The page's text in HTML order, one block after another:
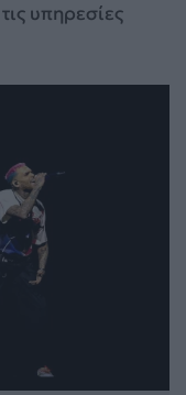
υπηρεσίες